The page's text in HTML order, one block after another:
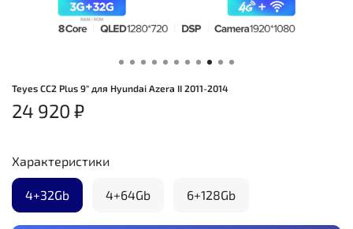
Teyes CC2 Plus 9" для Hyundai Azera II 2011-2014
24 920 ₽
Характеристики
4+32Gb 4+64Gb 6+128Gb